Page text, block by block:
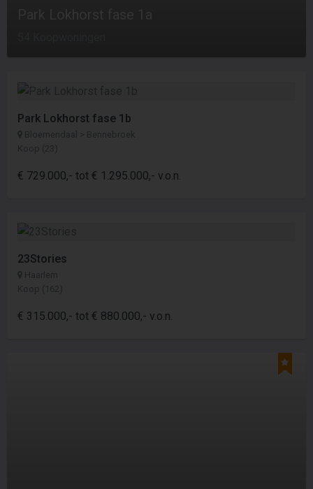
Park Lokhorst fase 1b
Bloemendaal > Bennebroek
Koop (23)
€ 729.000,- tot € 1.295.000,- v.o.n.
23Stories
Haarlem
Koop (162)
€ 315.000,- tot € 880.000,- v.o.n.